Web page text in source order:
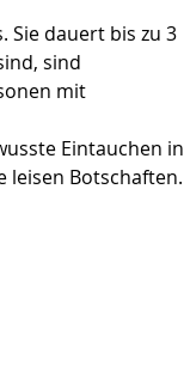
Sie dauert bis zu 3
sind
mit
Eintauchen in
leisen Botschaften.